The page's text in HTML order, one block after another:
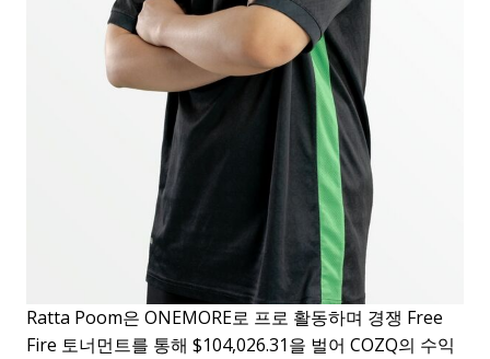
Ratta Poom은 ONEMORE로 프로 활동하며 경쟁 Free
Fire 토너먼트를 통해 $104,026.31을 벌어 COZQ의 수익